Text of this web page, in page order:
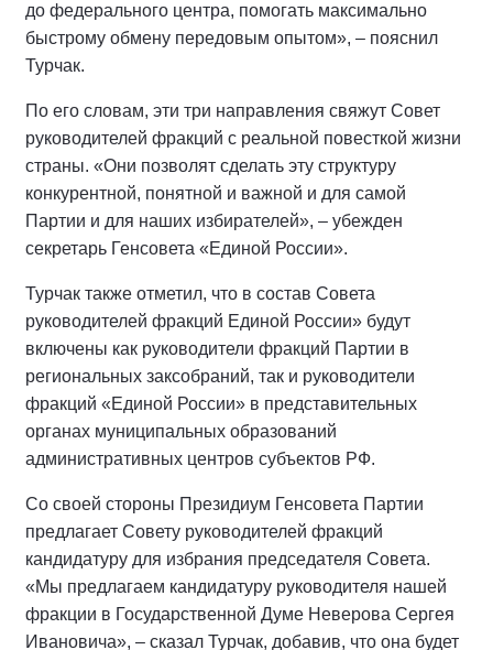
до федерального центра, помогать максимально
быстрому обмену передовым опытом», – пояснил
Турчак.
По его словам, эти три направления свяжут Совет
руководителей фракций с реальной повесткой жизни
страны. «Они позволят сделать эту структуру
конкурентной, понятной и важной и для самой
Партии и для наших избирателей», – убежден
секретарь Генсовета «Единой России».
Турчак также отметил, что в состав Совета
руководителей фракций Единой России» будут
включены как руководители фракций Партии в
региональных заксобраний, так и руководители
фракций «Единой России» в представительных
органах муниципальных образований
административных центров субъектов РФ.
Со своей стороны Президиум Генсовета Партии
предлагает Совету руководителей фракций
кандидатуру для избрания председателя Совета.
«Мы предлагаем кандидатуру руководителя нашей
фракции в Государственной Думе Неверова Сергея
Ивановича», – сказал Турчак, добавив, что она будет